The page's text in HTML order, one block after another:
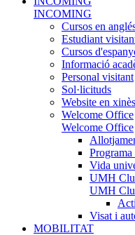
INCOMING
Cursos en
Estudiant
Cursos
Informació
Personal visitant
Sol·licituds
Website en xinès
Welcome Office
Welcome Office
Vida
UMH
UMH
Visat i
MOBILITAT